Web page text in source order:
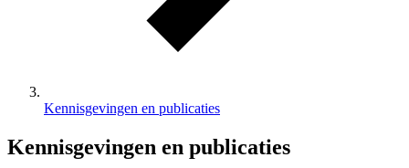
Kennisgevingen en publicaties
Kennisgevingen en publicaties